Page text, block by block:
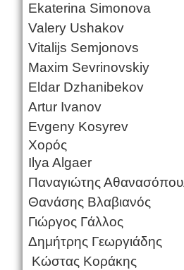
Ekaterina Simonova
Valery Ushakov
Vitalijs Semjonovs
Maxim Sevrinovskiy
Eldar Dzhanibekov
Artur Ivanov
Evgeny Kosyrev
Χορός
Ilya Algaer
Παναγιώτης
Θανάσης
Γιώργος
Δημήτρης
Κώστας